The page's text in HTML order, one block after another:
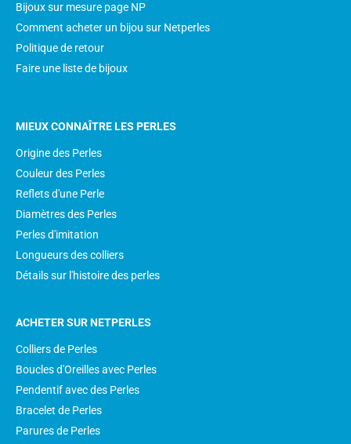
Bijoux sur mesure page NP
Comment acheter un bijou sur Netperles
Politique de retour
Faire une liste de bijoux
MIEUX CONNAÎTRE LES PERLES
Origine des Perles
Couleur des Perles
Reflets d'une Perle
Diamètres des Perles
Perles d'imitation
Longueurs des colliers
Détails sur l'histoire des perles
ACHETER SUR NETPERLES
Colliers de Perles
Boucles d'Oreilles avec Perles
Pendentif avec des Perles
Bracelet de Perles
Parures de Perles